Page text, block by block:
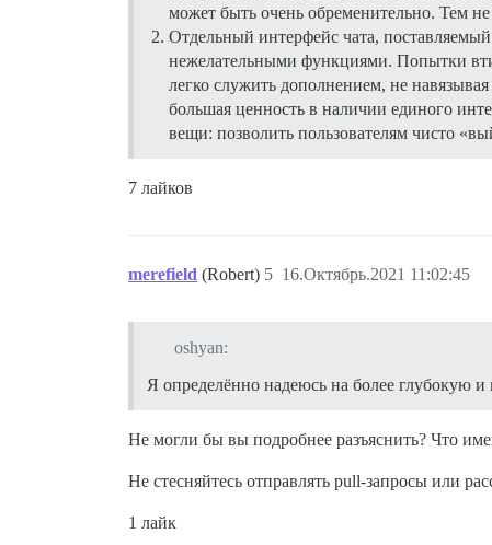
может быть очень обременительно. Тем
Отдельный интерфейс чата,
нежелательными функциями. Попытки
легко служить дополнением, не
большая ценность в наличии единого
вещи: позволить пользователям чисто
7 лайков
merefield (Robert) 16.Октябрь.2021 11:02:45
5
oshyan:
Я определённо надеюсь на более глубокую
Не могли бы вы подробнее разъяснить? Что
Не стесняйтесь отправлять pull-запросы или
1 лайк